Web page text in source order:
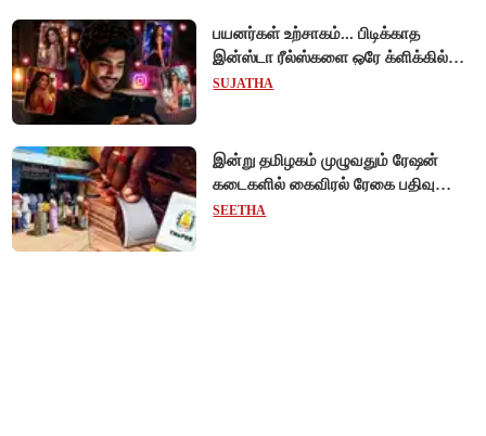
பயனர்கள் உற்சாகம்... பிடிக்காத
இன்ஸ்டா ரீல்ஸ்களை ஒரே க்ளிக்கில்
மாற்றியமைக்கலாம்!
SUJATHA
இன்று தமிழகம் முழுவதும் ரேஷன்
கடைகளில் கைவிரல் ரேகை பதிவு
சிறப்பு முகாம்!
SEETHA